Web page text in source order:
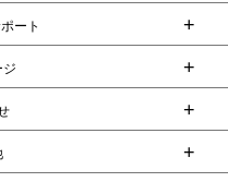
ート +
ジ +
+
+